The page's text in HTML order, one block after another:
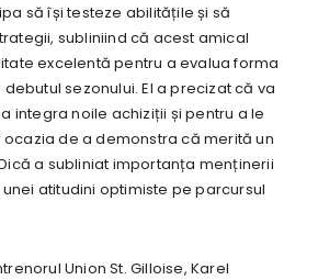
să își testeze abilitățile și să
subliniind că acest amical
excelentă pentru a evalua forma
sezonului. El a precizat că va
integra noile achiziții și pentru a le
de a demonstra că merită un
a subliniat importanța menținerii
unei atitudini optimiste pe parcursul
Union St. Gilloise, Karel